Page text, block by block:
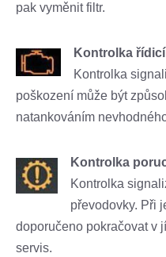
pak vyměnit filtr.
Kontrolka
Kontrolka
poškození může být
natankováním
Kontrolka
Kontrolka
převodovky. Při
doporučeno pokračovat v
servis.